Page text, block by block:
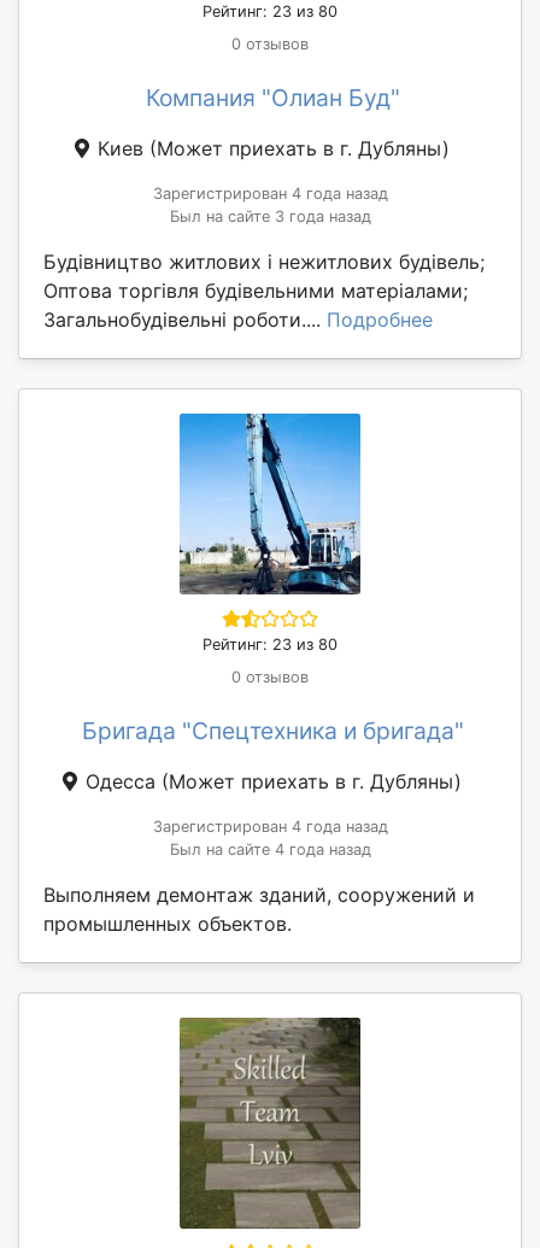
Рейтинг: 23 из 80
0 отзывов
Компания "Олиан Буд"
Киев (Может приехать в г. Дубляны)
Зарегистрирован 4 года назад
Был на сайте 3 года назад
Будівництво житлових і нежитлових будівель;
Оптова торгівля будівельними матеріалами;
Загальнобудівельні роботи.... Подробнее
Рейтинг: 23 из 80
0 отзывов
Бригада "Спецтехника и бригада"
Одесса (Может приехать в г. Дубляны)
Зарегистрирован 4 года назад
Был на сайте 4 года назад
Выполняем демонтаж зданий, сооружений и
промышленных объектов.